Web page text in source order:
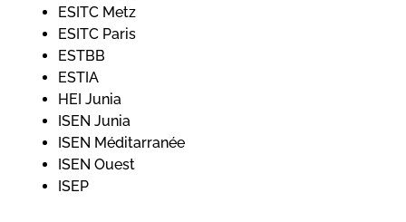
ESITC Metz
ESITC Paris
ESTBB
ESTIA
HEI Junia
ISEN Junia
ISEN Méditarranée
ISEN Ouest
ISEP